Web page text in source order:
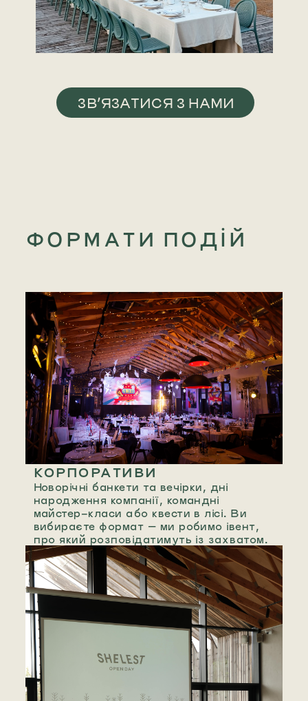
ЗВ’ЯЗАТИСЯ З НАМИ
ФОРМАТИ ПОДІЙ
КОРПОРАТИВИ
Новорічні банкети та вечірки, дні
народження компанії, командні
майстер-класи або квести в лісі. Ви
вибираєте формат — ми робимо івент,
про який розповідатимуть із захватом.